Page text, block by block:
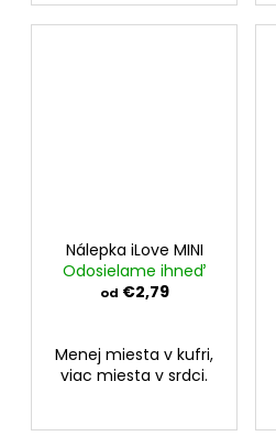
Nálepka iLove MINI
Odosielame ihneď
od €2,79
Menej miesta v kufri,
viac miesta v srdci.